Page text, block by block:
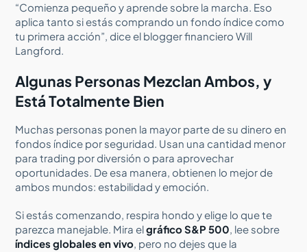
“Comienza pequeño y aprende sobre la marcha. Eso
aplica tanto si estás comprando un fondo índice como
tu primera acción”, dice el blogger financiero Will
Langford.
Algunas Personas Mezclan Ambos, y
Está Totalmente Bien
Muchas personas ponen la mayor parte de su dinero en
fondos índice por seguridad. Usan una cantidad menor
para trading por diversión o para aprovechar
oportunidades. De esa manera, obtienen lo mejor de
ambos mundos: estabilidad y emoción.
Si estás comenzando, respira hondo y elige lo que te
parezca manejable. Mira elgráfico S&P 500, lee sobre
índices globales en vivo, pero no dejes que la